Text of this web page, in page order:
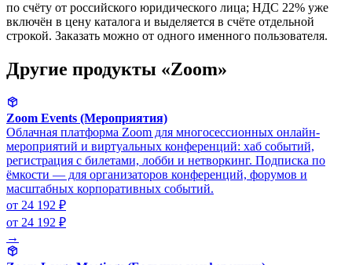
по счёту от российского юридического лица; НДС 22% уже
включён в цену каталога и выделяется в счёте отдельной
строкой. Заказать можно от одного именного пользователя.
Другие продукты «Zoom»
Zoom Events (Мероприятия)
Облачная платформа Zoom для многосессионных онлайн-
мероприятий и виртуальных конференций: хаб событий,
регистрация с билетами, лобби и нетворкинг. Подписка по
ёмкости — для организаторов конференций, форумов и
масштабных корпоративных событий.
от 24 192 ₽
от 24 192 ₽
→